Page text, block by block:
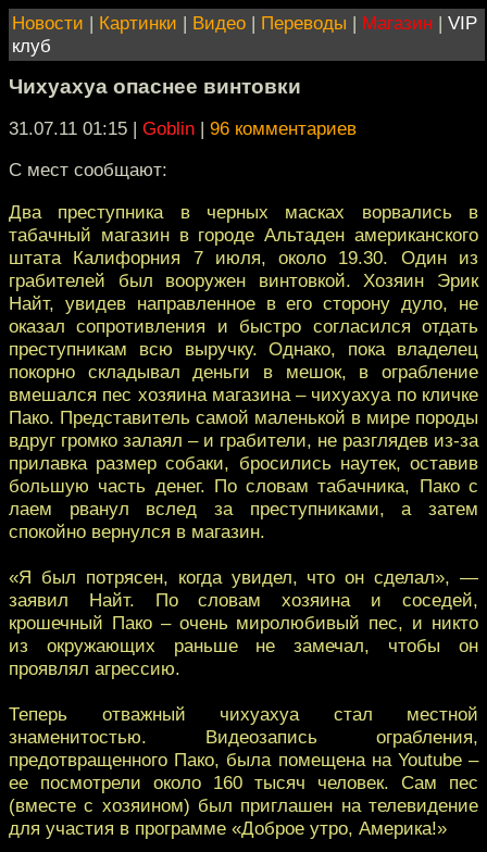
Новости | Картинки | Видео | Переводы | Магазин | VIP
клуб
Чихуахуа опаснее винтовки
31.07.11 01:15 | Goblin | 96 комментариев
С мест сообщают:
Два преступника в черных масках ворвались в
табачный магазин в городе Альтаден американского
штата Калифорния 7 июля, около 19.30. Один из
грабителей был вооружен винтовкой. Хозяин Эрик
Найт, увидев направленное в его сторону дуло, не
оказал сопротивления и быстро согласился отдать
преступникам всю выручку. Однако, пока владелец
покорно складывал деньги в мешок, в ограбление
вмешался пес хозяина магазина – чихуахуа по кличке
Пако. Представитель самой маленькой в мире породы
вдруг громко залаял – и грабители, не разглядев из-за
прилавка размер собаки, бросились наутек, оставив
большую часть денег. По словам табачника, Пако с
лаем рванул вслед за преступниками, а затем
спокойно вернулся в магазин.
«Я был потрясен, когда увидел, что он сделал», —
заявил Найт. По словам хозяина и соседей,
крошечный Пако – очень миролюбивый пес, и никто
из окружающих раньше не замечал, чтобы он
проявлял агрессию.
Теперь отважный чихуахуа стал местной
знаменитостью. Видеозапись ограбления,
предотвращенного Пако, была помещена на Youtube –
ее посмотрели около 160 тысяч человек. Сам пес
(вместе с хозяином) был приглашен на телевидение
для участия в программе «Доброе утро, Америка!»